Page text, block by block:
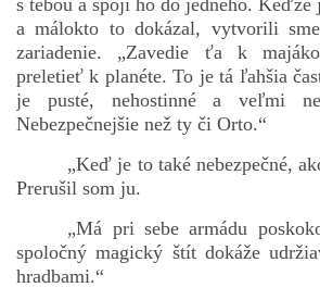
s tebou a spojí ho do jedného.
a málokto to dokázal, vytvorili
zariadenie. „Zavedie ťa k
preletieť k planéte. To je tá ľahšia
je pusté, nehostinné a veľmi
Nebezpečnejšie než ty či Orto.“
„Keď je to také nebezpečné,
Prerušil som ju.
„Má pri sebe armádu
spoločný magický štít dokáže
hradbami.“